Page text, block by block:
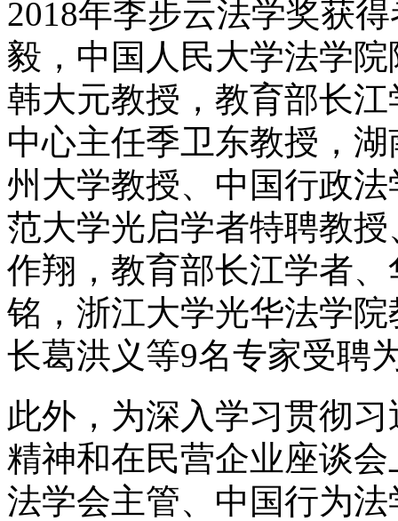
2018年李步云法学奖获
毅，中国人民大学法学
韩大元教授，教育部长
中心主任季卫东教授，
州大学教授、中国行政
范大学光启学者特聘教
作翔，教育部长江学者
铭，浙江大学光华法学
长葛洪义等9名专家受聘
此外，为深入学习贯彻
精神和在民营企业座谈
法学会主管、中国行为